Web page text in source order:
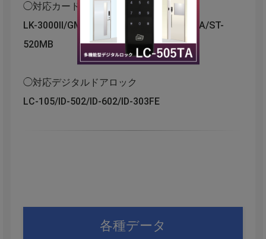
◯対応カードリーダー
LK-3000Ⅱ/GM-3000/ST-120MA/ST-720MA/ST-
520MB
◯対応デジタルドアロック
LC-105/ID-502/ID-602/ID-303FE
各種データ